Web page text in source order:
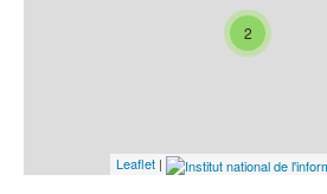
2
Leaflet |